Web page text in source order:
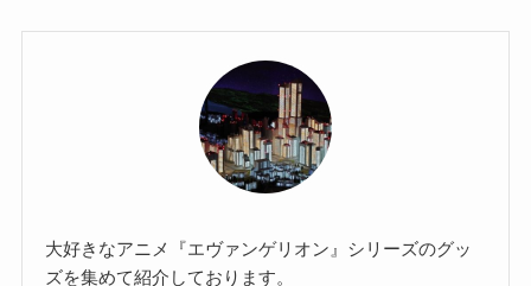
大好きなアニメ『エヴァンゲリオン』シリーズのグッ
ズを集めて紹介しております。